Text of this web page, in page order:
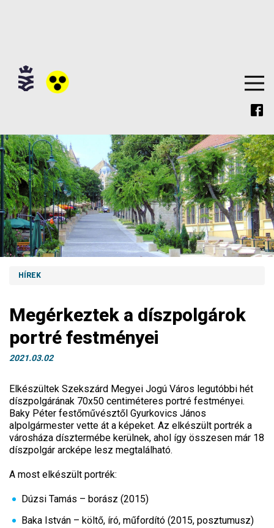
HÍREK
Megérkeztek a díszpolgárok
portré festményei
2021.03.02
Elkészültek Szekszárd Megyei Jogú Város legutóbbi hét
díszpolgárának 70x50 centiméteres portré festményei.
Baky Péter festőművésztől Gyurkovics János
alpolgármester vette át a képeket. Az elkészült portrék a
városháza dísztermébe kerülnek, ahol így összesen már 18
díszpolgár arcképe lesz megtalálható.
A most elkészült portrék:
Dúzsi Tamás – borász (2015)
Baka István – költő, író, műfordító (2015, posztumusz)